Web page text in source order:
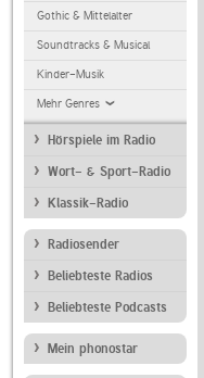
Gothic & Mittelalter
Soundtracks & Musical
Kinder-Musik
Mehr Genres
Hörspiele im Radio
Wort- & Sport-Radio
Klassik-Radio
Radiosender
Beliebteste Radios
Beliebteste Podcasts
Mein phonostar